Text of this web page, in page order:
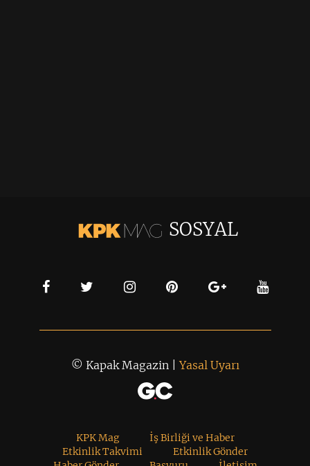
SOSYAL
© Kapak Magazin |Yasal Uyarı
KPK Mag
İş Birliği ve Haber
Etkinlik Takvimi
Etkinlik Gönder